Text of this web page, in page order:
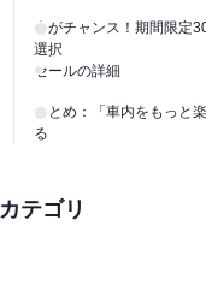
今がチャンス！期間限定
選択
セールの詳細
まとめ：「車内をもっと
る
カテゴリ